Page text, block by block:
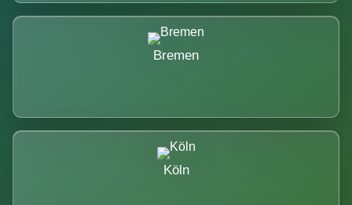
Bremen
Köln